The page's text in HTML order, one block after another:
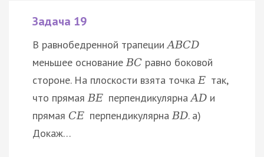
Задача 19
В равнобедренной трапецииABCD
меньшее основаниеBC равно боковой
стороне. На плоскости взята точкаE так,
что прямаяBE перпендикулярнаAD и
прямая CE перпендикулярнаBD. а)
Докаж…